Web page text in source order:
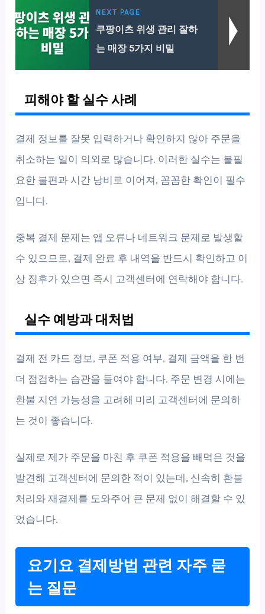
NEXT PAGE
쿠팡이츠 위생 관리 잘하
는 매장 5가지 비밀
피해야 할 실수 사례
결제 정보를 잘못 입력하거나 확인하지 않아 주문을
취소하는 일이 의외로 많습니다. 이러한 실수는 불필
요한 불편과 시간 낭비로 이어져, 꼼꼼한 확인이 필수
입니다.
중복 결제 문제는 앱 오류나 네트워크 문제로 발생할
수 있으므로, 결제 완료 후 내역을 반드시 확인하고 이
상 징후가 있으면 즉시 고객센터에 연락해야 합니다.
실수 예방과 대처법
결제 전 카드 정보, 쿠폰 적용 여부, 결제 금액을 한 번
더 점검하는 습관을 들여야 합니다. 주문 변경 시에는
환불 지연 가능성을 고려해 미리 고객센터에 문의하
는 것이 좋습니다.
실제로 제가 주문을 마친 후 쿠폰 적용을 빼먹은 것을
발견해 고객센터에 문의한 적이 있는데, 신속히 환불
처리와 재결제를 도와주어 큰 문제 없이 해결할 수 있
었습니다.
요기요 결제방법 관련 자주 묻
는 질문